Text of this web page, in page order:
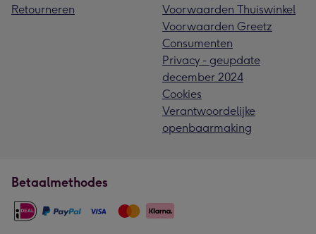
Retourneren
Voorwaarden Thuiswinkel
Voorwaarden Greetz
Consumenten
Privacy - geupdate
december 2024
Cookies
Verantwoordelijke
openbaarmaking
Betaalmethodes